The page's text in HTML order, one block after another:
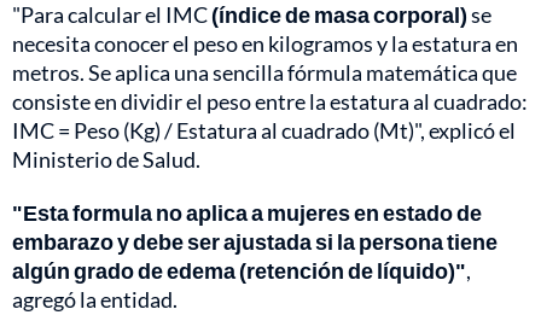
"Para calcular el IMC(índice de masa corporal)se
necesita conocer el peso en kilogramos y la estatura en
metros. Se aplica una sencilla fórmula matemática que
consiste en dividir el peso entre la estatura al cuadrado:
IMC = Peso (Kg) / Estatura al cuadrado (Mt)", explicó el
Ministerio de Salud.
"Esta formula no aplica a mujeres en estado de
embarazo y debe ser ajustada si la persona tiene
algún grado de edema (retención de líquido)",
agregó la entidad.